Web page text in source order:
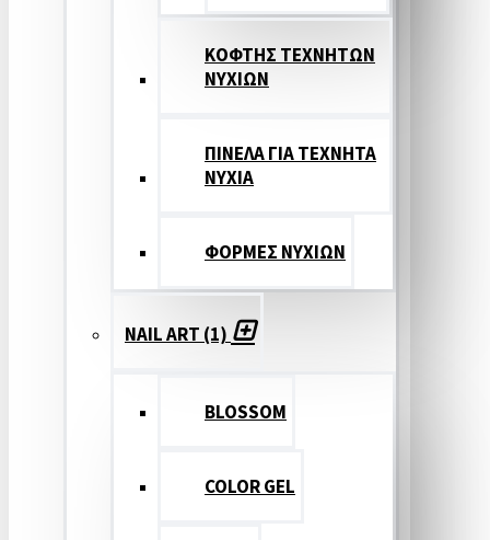
ΚΟΦΤΗΣ ΤΕΧΝΗΤΩΝ
ΝΥΧΙΩΝ
ΠΙΝΕΛΑ ΓΙΑ ΤΕΧΝΗΤΑ
ΝΥΧΙΑ
ΦΟΡΜΕΣ ΝΥΧΙΩΝ
NAIL ART (1)
BLOSSOM
COLOR GEL